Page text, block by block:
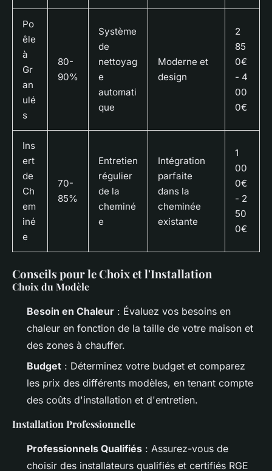
Po
êle
à
Gr
an
ulé
s
80-
90%
Système
de
nettoyag
e
automati
que
Moderne et
design
2
85
0€
- 4
00
0€
Ins
ert
de
Ch
em
iné
e
70-
85%
Entretien
régulier
de la
cheminé
e
Intégration
parfaite
dans la
cheminée
existante
1
00
0€
- 2
50
0€
Conseils pour le Choix et l'Installation
Choix du Modèle
Besoin en Chaleur : Évaluez vos besoins en
chaleur en fonction de la taille de votre maison et
des zones à chauffer.
Budget : Déterminez votre budget et comparez
les prix des différents modèles, en tenant compte
des coûts d'installation et d'entretien.
Installation Professionnelle
Professionnels Qualifiés : Assurez-vous de
choisir des installateurs qualifiés et certifiés RGE